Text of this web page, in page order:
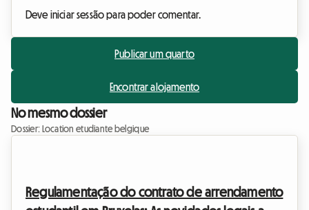
Deve iniciar sessão para poder comentar.
Publicar um quarto
Encontrar alojamento
No mesmo dossier
Dossier: Location etudiante belgique
Regulamentação do contrato de arrendamento